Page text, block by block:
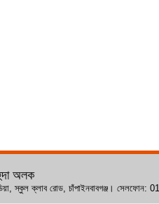
অলক
স্কুল ক্লাব রোড, চাঁপাইনবাবগঞ্জ।